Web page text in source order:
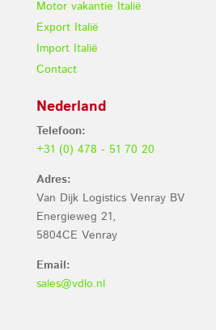
Motor vakantie Italië
Export Italië
Import Italië
Contact
Nederland
Telefoon:
+31 (0) 478 - 51 70 20
Adres:
Van Dijk Logistics Venray BV
Energieweg 21,
5804CE Venray
Email:
sales@vdlo.nl